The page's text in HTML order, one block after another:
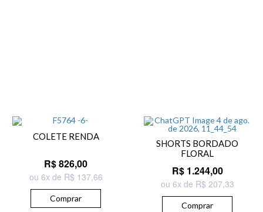
COLETE RENDA
R$ 826,00
ou 6x de R$ 137,66
Comprar
SHORTS BORDADO
FLORAL
R$ 1.244,00
ou 6x de R$ 207,33
Comprar